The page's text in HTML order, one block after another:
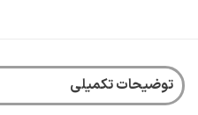
توضیحات تکمیلی